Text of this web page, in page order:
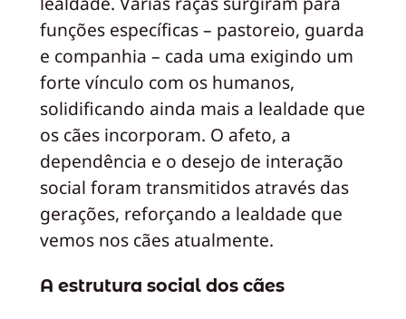
funções específicas – pastoreio, guarda
e companhia – cada uma exigindo um
forte vínculo com os humanos,
solidificando ainda mais a lealdade que
os cães incorporam. O afeto, a
dependência e o desejo de interação
social foram transmitidos através das
gerações, reforçando a lealdade que
vemos nos cães atualmente.
A estrutura social dos cães